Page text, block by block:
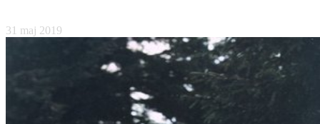
31 maj 2019